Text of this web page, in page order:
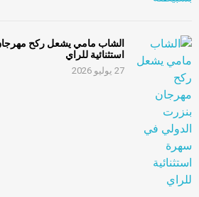
الشاب مامي يشعل ركح
استثنائية للراي
27 يوليو 2026